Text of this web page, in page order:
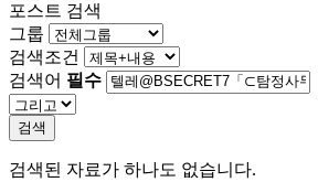
포스트 검색
그룹
검색조건
검색어 필수
검색
검색된 자료가 하나도 없습니다.